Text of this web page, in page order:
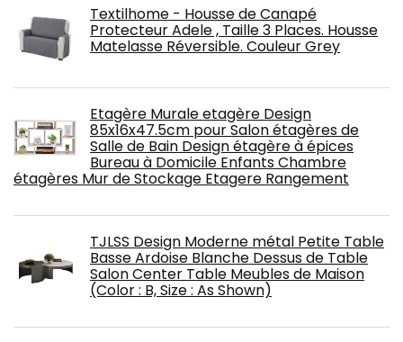
Textilhome - Housse de Canapé
Protecteur Adele , Taille 3 Places. Housse
Matelasse Réversible. Couleur Grey
Etagère Murale etagère Design
85x16x47.5cm pour Salon étagères de
Salle de Bain Design étagère à épices
Bureau à Domicile Enfants Chambre
étagères Mur de Stockage Etagere Rangement
TJLSS Design Moderne métal Petite Table
Basse Ardoise Blanche Dessus de Table
Salon Center Table Meubles de Maison
(Color : B, Size : As Shown)